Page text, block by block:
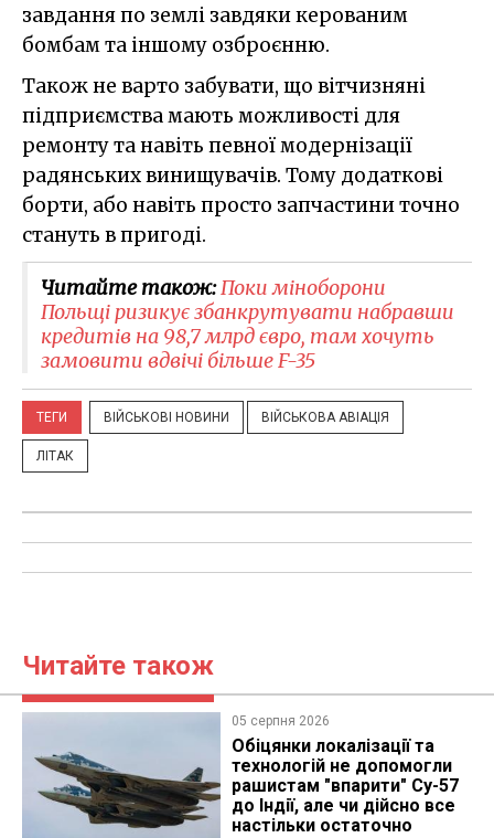
завдання по землі завдяки керованим
бомбам та іншому озброєнню.
Також не варто забувати, що вітчизняні
підприємства мають можливості для
ремонту та навіть певної модернізації
радянських винищувачів. Тому додаткові
борти, або навіть просто запчастини точно
стануть в пригоді.
Читайте також:Поки міноборони
Польщі ризикує збанкрутувати набравши
кредитів на 98,7 млрд євро, там хочуть
замовити вдвічі більше F-35
ТЕГИ ВІЙСЬКОВІ НОВИНИ ВІЙСЬКОВА АВІАЦІЯ
ЛІТАК
Читайте також
05 серпня 2026
Обіцянки локалізації та
технологій не допомогли
рашистам "впарити" Су-57
до Індії, але чи дійсно все
настільки остаточно